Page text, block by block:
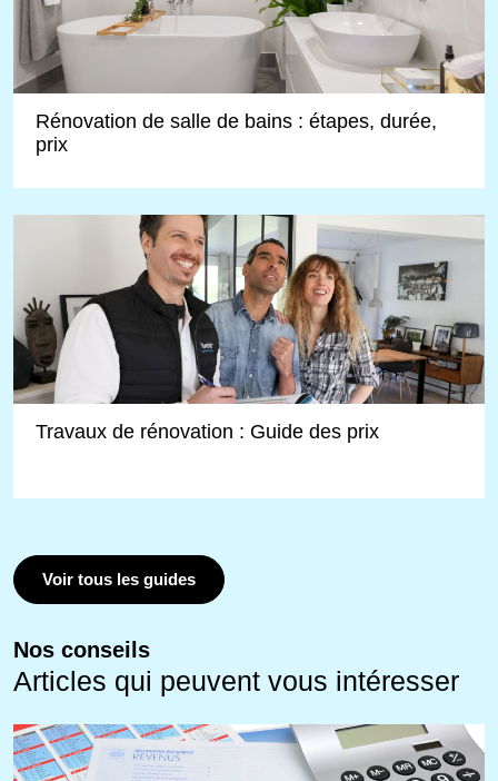
Rénovation de salle de bains : étapes, durée,
prix
Travaux de rénovation : Guide des prix
Voir tous les guides
Nos conseils
Articles qui peuvent vous intéresser